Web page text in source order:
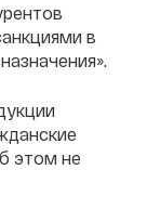
в
этом не